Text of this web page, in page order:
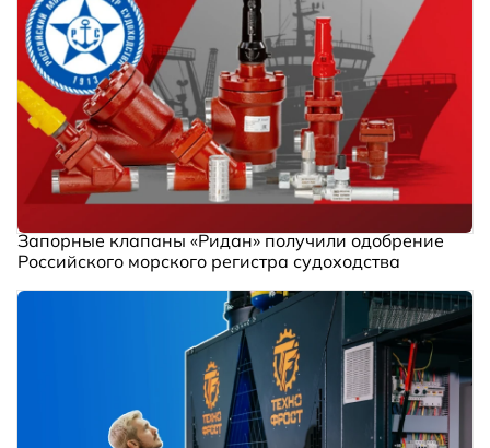
Запорные клапаны «Ридан» получили одобрение
Российского морского регистра судоходства